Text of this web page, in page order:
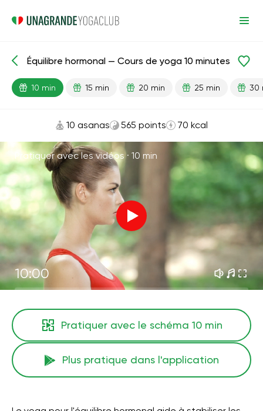
Leçons prêtes Énergie
Équilibre hormonal — Cours de yoga 10 minutes
10 min 15 min 20 min 25 min 30
10 asanas 565 points 70 kcal
Pratiquer avec les vidéos · 10 min
10:00
Pratiquer avec le schéma 10 min
Plus pratique dans l'application